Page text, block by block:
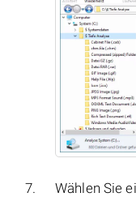
Wählen Sie